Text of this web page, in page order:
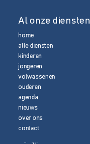
Al onze diensten
home
alle diensten
kinderen
jongeren
volwassenen
ouderen
agenda
nieuws
over ons
contact